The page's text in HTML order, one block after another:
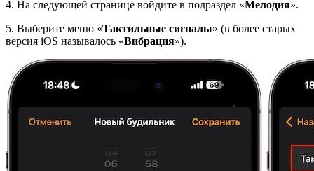
4. На следующей странице войдите в подраздел «Мелодия».
5. Выберите меню «Тактильные сигналы» (в более старых
версия iOS называлось «Вибрация»).